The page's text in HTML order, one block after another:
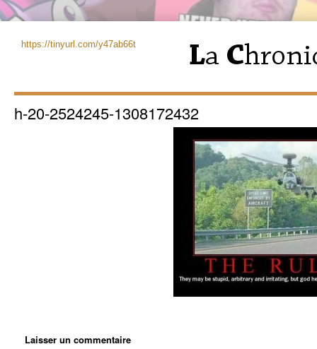
https://tinyurl.com/y47ab66t
h-20-2524245-1308172432
Laisser un commentaire